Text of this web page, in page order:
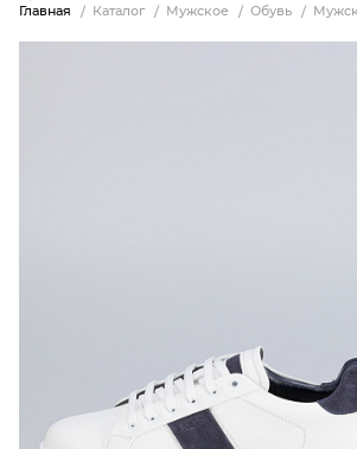
Главная Каталог Мужское Обувь